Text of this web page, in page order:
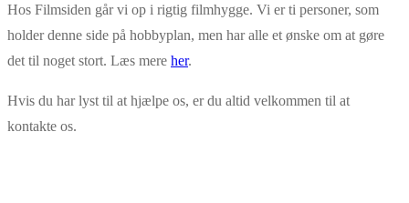
Hos Filmsiden går vi op i rigtig filmhygge. Vi er ti personer, som
holder denne side på hobbyplan, men har alle et ønske om at gøre
det til noget stort. Læs mere her.
Hvis du har lyst til at hjælpe os, er du altid velkommen til at
kontakte os.